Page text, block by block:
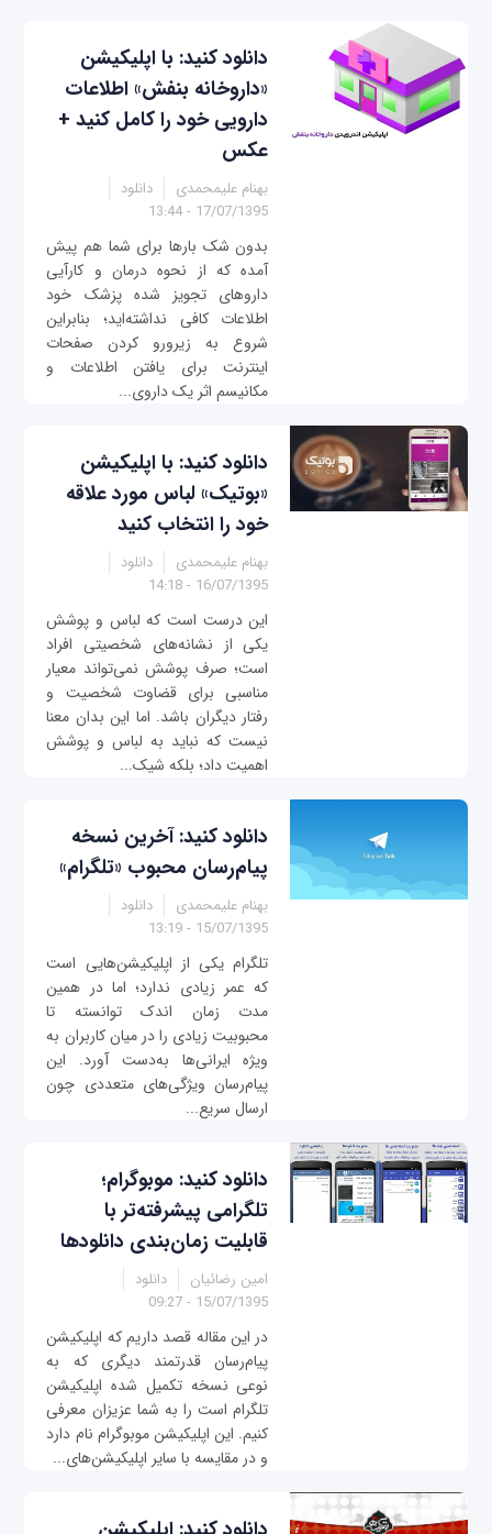
دانلود کنید: با اپلیکیشن
«داروخانه بنفش» اطلاعات
دارویی خود را کامل کنید +
عکس
بهنام علیمحمدی
دانلود
17/07/1395 - 13:44
بدون شک بارها برای شما هم پیش
آمده که از نحوه درمان و کارآیی
داروهای تجویز شده پزشک خود
اطلاعات کافی نداشته‌اید؛ بنابراین
شروع به زیرورو کردن صفحات
اینترنت برای یافتن اطلاعات و
مکانیسم اثر یک داروی...
دانلود کنید: با اپلیکیشن
«بوتیک» لباس مورد علاقه
خود را انتخاب کنید
بهنام علیمحمدی
دانلود
16/07/1395 - 14:18
این درست است که لباس و پوشش
یکی از نشانه‌های شخصیتی افراد
است؛ صرف پوشش نمی‌تواند معیار
مناسبی برای قضاوت شخصیت و
رفتار دیگران باشد. اما این بدان معنا
نیست که نباید به لباس و پوشش
اهمیت داد؛ بلکه شیک...
دانلود کنید: آخرین نسخه
پیام‌رسان محبوب «تلگرام»
بهنام علیمحمدی
دانلود
15/07/1395 - 13:19
تلگرام یکی از اپلیکیشن‌هایی است
که عمر زیادی ندارد؛ اما در همین
مدت زمان اندک توانسته تا
محبوبیت زیادی را در میان کاربران به
ویژه ایرانی‌ها به‌دست آورد. این
پیام‌رسان ویژگی‌های متعددی چون
ارسال سریع...
دانلود کنید: موبوگرام؛
تلگرامی پیشرفته‌تر با
قابلیت زمان‌بندی دانلودها
امین رضائیان
دانلود
15/07/1395 - 09:27
در این مقاله قصد داریم که اپلیکیشن
پیام‌رسان قدرتمند دیگری که به
نوعی نسخه تکمیل شده اپلیکیشن
تلگرام است را به شما عزیزان معرفی
کنیم. این اپلیکیشن موبوگرام نام دارد
و در مقایسه با سایر اپلیکیشن‌های...